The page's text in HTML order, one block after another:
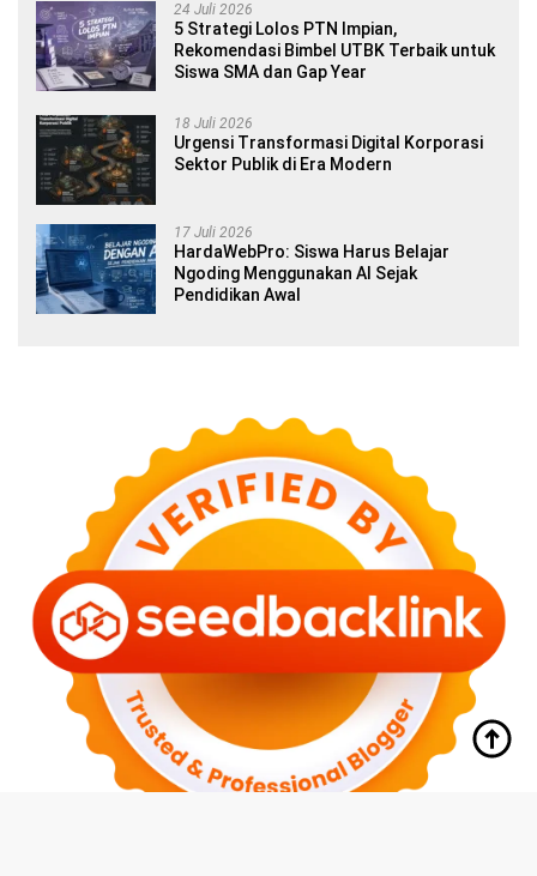
24 Juli 2026
5 Strategi Lolos PTN Impian,
Rekomendasi Bimbel UTBK Terbaik untuk
Siswa SMA dan Gap Year
18 Juli 2026
Urgensi Transformasi Digital Korporasi
Sektor Publik di Era Modern
17 Juli 2026
HardaWebPro: Siswa Harus Belajar
Ngoding Menggunakan AI Sejak
Pendidikan Awal